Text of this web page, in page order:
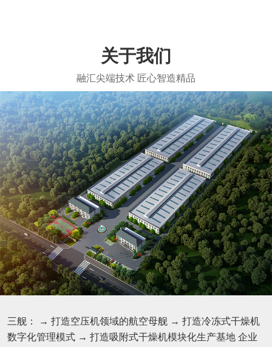
关于我们
三舰： → 打造空压机领域的航空母舰 → 打造冷冻式干燥机
数字化管理模式 → 打造吸附式干燥机模块化生产基地 企业